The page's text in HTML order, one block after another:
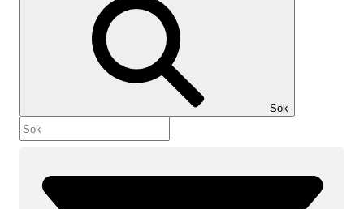
Visa
innehållsförteckning
Innehållsförteckningar
Sök